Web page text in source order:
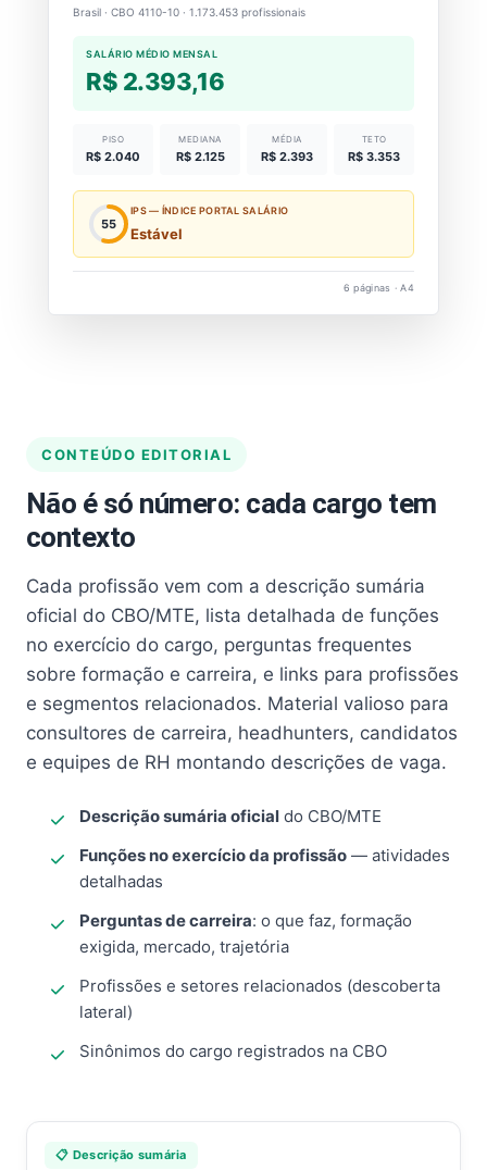
Brasil · CBO 4110-10 · 1.173.453 profissionais
SALÁRIO MÉDIO MENSAL
R$ 2.393,16
PISO
R$ 2.040
MEDIANA
R$ 2.125
MÉDIA
R$ 2.393
TETO
R$ 3.353
55
IPS — ÍNDICE PORTAL SALÁRIO
Estável
6 páginas · A4
CONTEÚDO EDITORIAL
Não é só número: cada cargo tem
contexto
Cada profissão vem com a descrição sumária
oficial do CBO/MTE, lista detalhada de funções
no exercício do cargo, perguntas frequentes
sobre formação e carreira, e links para profissões
e segmentos relacionados. Material valioso para
consultores de carreira, headhunters, candidatos
e equipes de RH montando descrições de vaga.
Descrição sumária oficial do CBO/MTE
Funções no exercício da profissão — atividades
detalhadas
Perguntas de carreira: o que faz, formação
exigida, mercado, trajetória
Profissões e setores relacionados (descoberta
lateral)
Sinônimos do cargo registrados na CBO
📋 Descrição sumária